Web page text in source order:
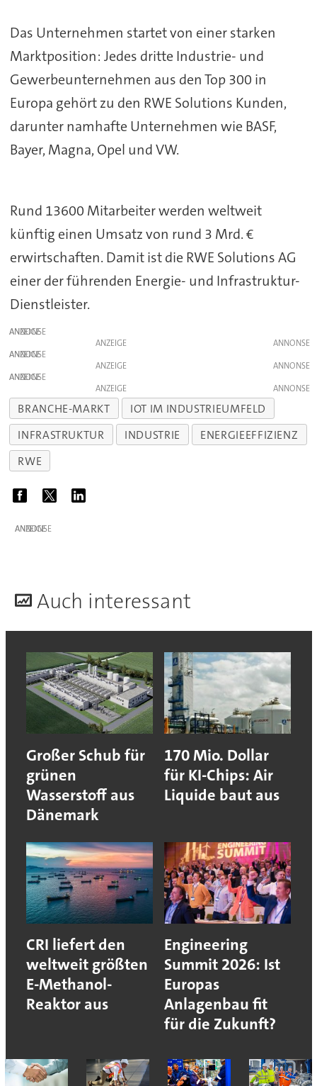
Das Unternehmen startet von einer starken
Marktposition: Jedes dritte Industrie- und
Gewerbeunternehmen aus den Top 300 in
Europa gehört zu den RWE Solutions Kunden,
darunter namhafte Unternehmen wie BASF,
Bayer, Magna, Opel und VW.
Rund 13600 Mitarbeiter werden weltweit
künftig einen Umsatz von rund 3 Mrd. €
erwirtschaften. Damit ist die RWE Solutions AG
einer der führenden Energie- und Infrastruktur-
Dienstleister.
ANZEIGE
ANZEIGE
ANZEIGE
ANZEIGE
ANZEIGE
ANZEIGE
BRANCHE-MARKT
IOT IM INDUSTRIEUMFELD
INFRASTRUKTUR
INDUSTRIE
ENERGIEEFFIZIENZ
RWE
ANZEIGE
Auch interessant
Großer Schub für
grünen
Wasserstoff aus
Dänemark
170 Mio. Dollar
für KI-Chips: Air
Liquide baut aus
CRI liefert den
weltweit größten
E-Methanol-
Reaktor aus
Engineering
Summit 2026: Ist
Europas
Anlagenbau fit
für die Zukunft?